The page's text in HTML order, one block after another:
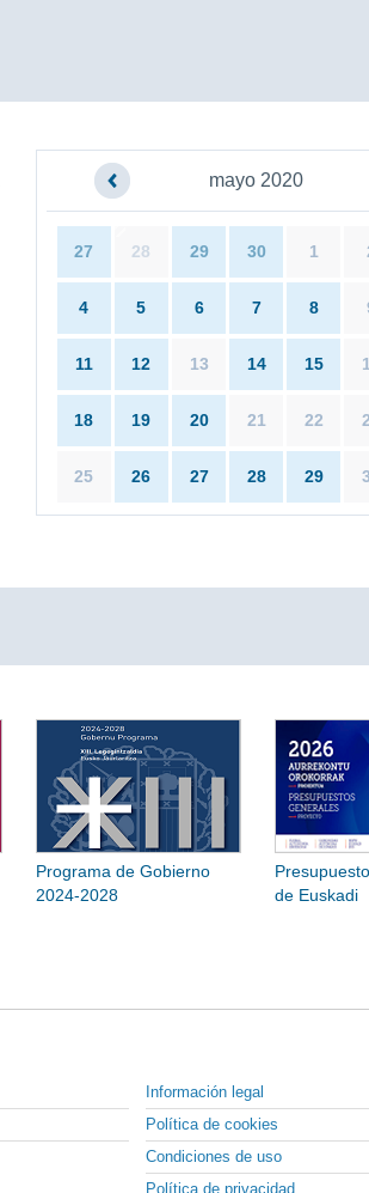
mayo 2020
27 28 29 30 1
4 5 6 7 8
11 12 13 14 15
18 19 20 21 22
25 26 27 28 29
Programa de Gobierno
2024-2028
de Euskadi
Información legal
Política de cookies
Condiciones de uso
Política de privacidad